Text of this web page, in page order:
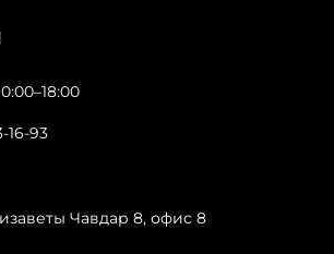
16-93
Чавдар 8, офис 8